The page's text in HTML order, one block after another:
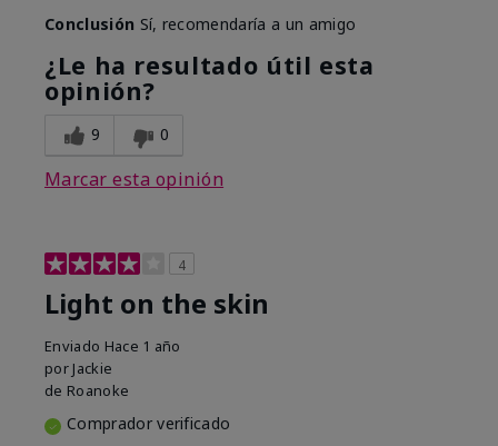
Conclusión Sí, recomendaría a un amigo
¿Le ha resultado útil esta
opinión?
9 0
Marcar esta opinión
4
Light on the skin
Enviado Hace 1 año
por Jackie
de Roanoke
Comprador verificado